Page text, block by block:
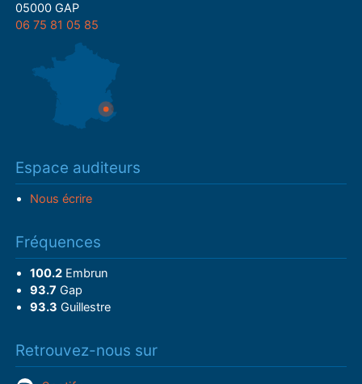
05000 GAP
06 75 81 05 85
Espace auditeurs
Nous écrire
Fréquences
100.2Embrun
93.7 Gap
93.3 Guillestre
Retrouvez-nous sur